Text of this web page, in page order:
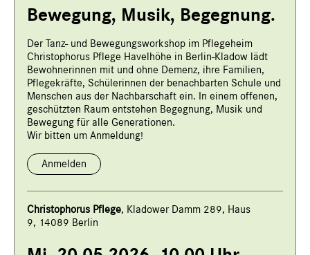
Bewegung, Musik, Begegnung.
Der Tanz- und Bewegungsworkshop im Pflegeheim
Christophorus Pflege Havelhöhe in Berlin-Kladow lädt
Bewohnerinnen mit und ohne Demenz, ihre Familien,
Pflegekräfte, Schülerinnen der benachbarten Schule und
Menschen aus der Nachbarschaft ein. In einem offenen,
geschützten Raum entstehen Begegnung, Musik und
Bewegung für alle Generationen.
Wir bitten um Anmeldung!
Anmelden
Christophorus Pflege, Kladower Damm 289, Haus
9, 14089 Berlin